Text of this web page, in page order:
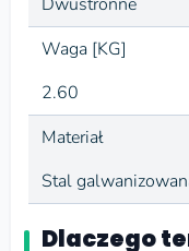
Waga [KG]
2.60
Materiał
Stal
Dlaczego